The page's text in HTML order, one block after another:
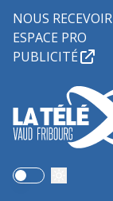
NOUS RECEVOIR
ESPACE PRO
PUBLICITÉ
Use setting